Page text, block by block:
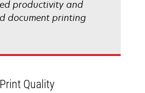
productivity and
document printing
Quality